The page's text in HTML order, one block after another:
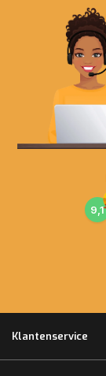
9,1
Klantenservice